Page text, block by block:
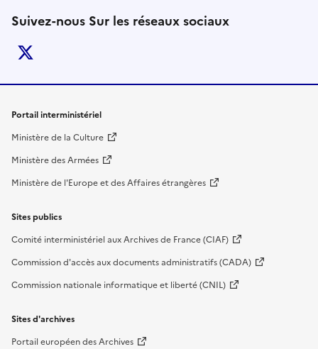
Suivez-nous Sur les réseaux sociaux
Liens de bas de page
Portail interministériel
Ministère de la Culture
Ministère des Armées
Ministère de l'Europe et des Affaires étrangères
Sites publics
Comité interministériel aux Archives de France (CIAF)
Commission d'accès aux documents administratifs (CADA)
Commission nationale informatique et liberté (CNIL)
Sites d'archives
Portail européen des Archives